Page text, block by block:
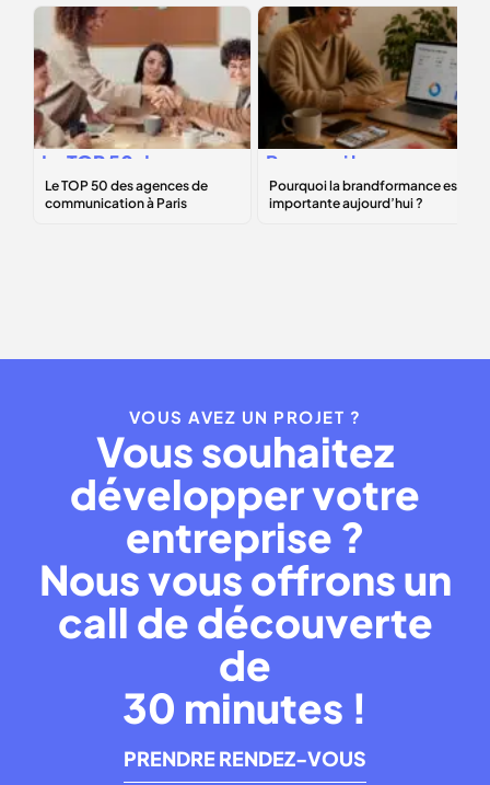
Le TOP 50 des
agences de
communication à
Pourquoi la
brandformance
est importante
VOUS AVEZ UN PROJET ?
Vous souhaitez
développer votre
entreprise ?
Nous vous offrons un
call de découverte
de
30 minutes !
PRENDRE RENDEZ-VOUS